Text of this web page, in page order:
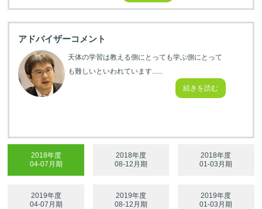
アドバイザーコメント
天体の学習は教える側にとっても学ぶ側にとって
も難しいといわれています......
続きを読む
2018年度
04-07月期
2018年度
08-12月期
2018年度
01-03月期
2019年度
04-07月期
2019年度
08-12月期
2019年度
01-03月期